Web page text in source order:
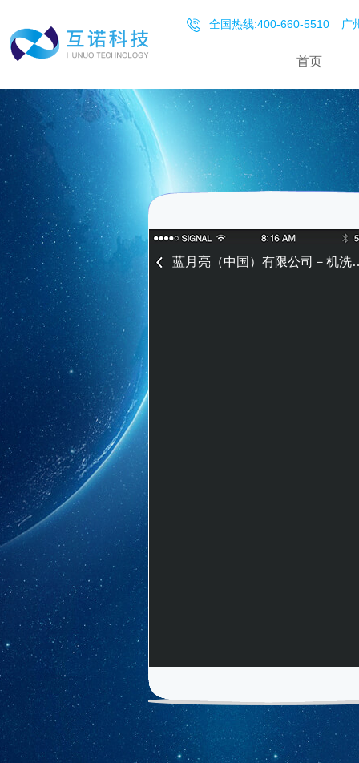
全国热线:400-660-5510 广
首页
蓝月亮（中国）